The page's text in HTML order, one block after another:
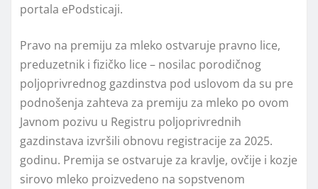
portala ePodsticaji.
Pravo na premiju za mleko ostvaruje pravno lice,
preduzetnik i fizičko lice – nosilac porodičnog
polјoprivrednog gazdinstva pod uslovom da su pre
podnošenja zahteva za premiju za mleko po ovom
Javnom pozivu u Registru polјoprivrednih
gazdinstava izvršili obnovu registracije za 2025.
godinu. Premija se ostvaruje za kravlјe, ovčije i kozje
sirovo mleko proizvedeno na sopstvenom